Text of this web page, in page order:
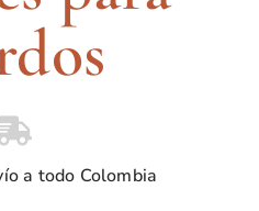
a todo Colombia